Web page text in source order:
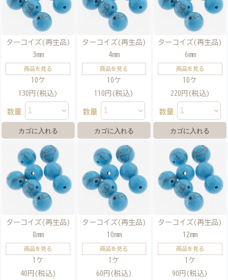
ターコイズ(再生品)
3mm
商品を見る
10ケ
130円(税込)
数量
ターコイズ(再生品)
4mm
商品を見る
10ケ
110円(税込)
数量
ターコイズ(再生品)
6mm
商品を見る
10ケ
220円(税込)
数量
ターコイズ(再生品)
8mm
商品を見る
1ケ
40円(税込)
ターコイズ(再生品)
10mm
商品を見る
1ケ
60円(税込)
ターコイズ(再生品)
12mm
商品を見る
1ケ
90円(税込)